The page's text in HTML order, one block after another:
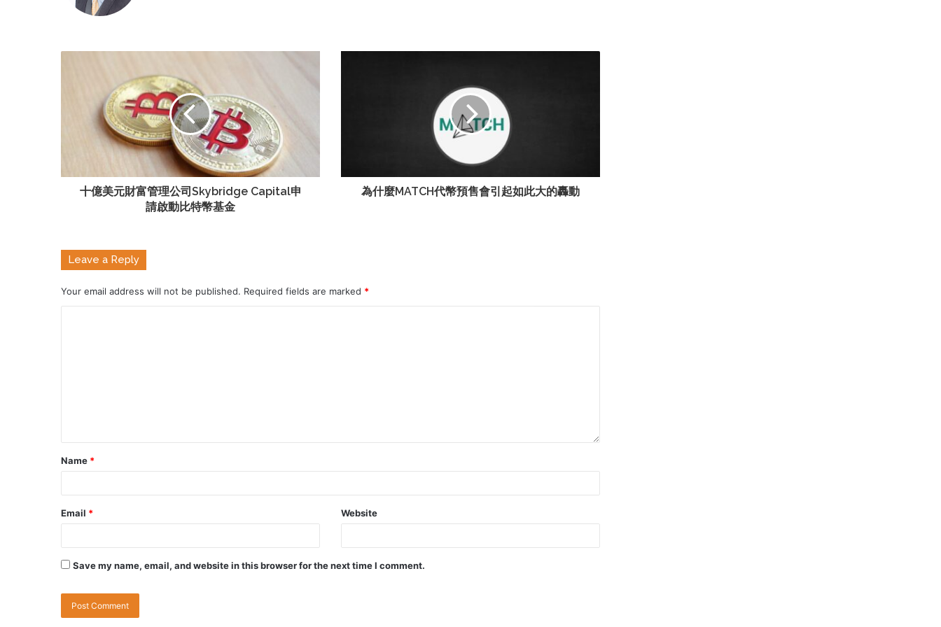
十億美元財富管理公司Skybridge Capital申
請啟動比特幣基金
為什麼MATCH代幣預售會引起如此大的轟動
Leave a Reply
Your email address will not be published. Required fields are marked *
Name *
Email * Website
Save my name, email, and website in this browser for the next time I comment.